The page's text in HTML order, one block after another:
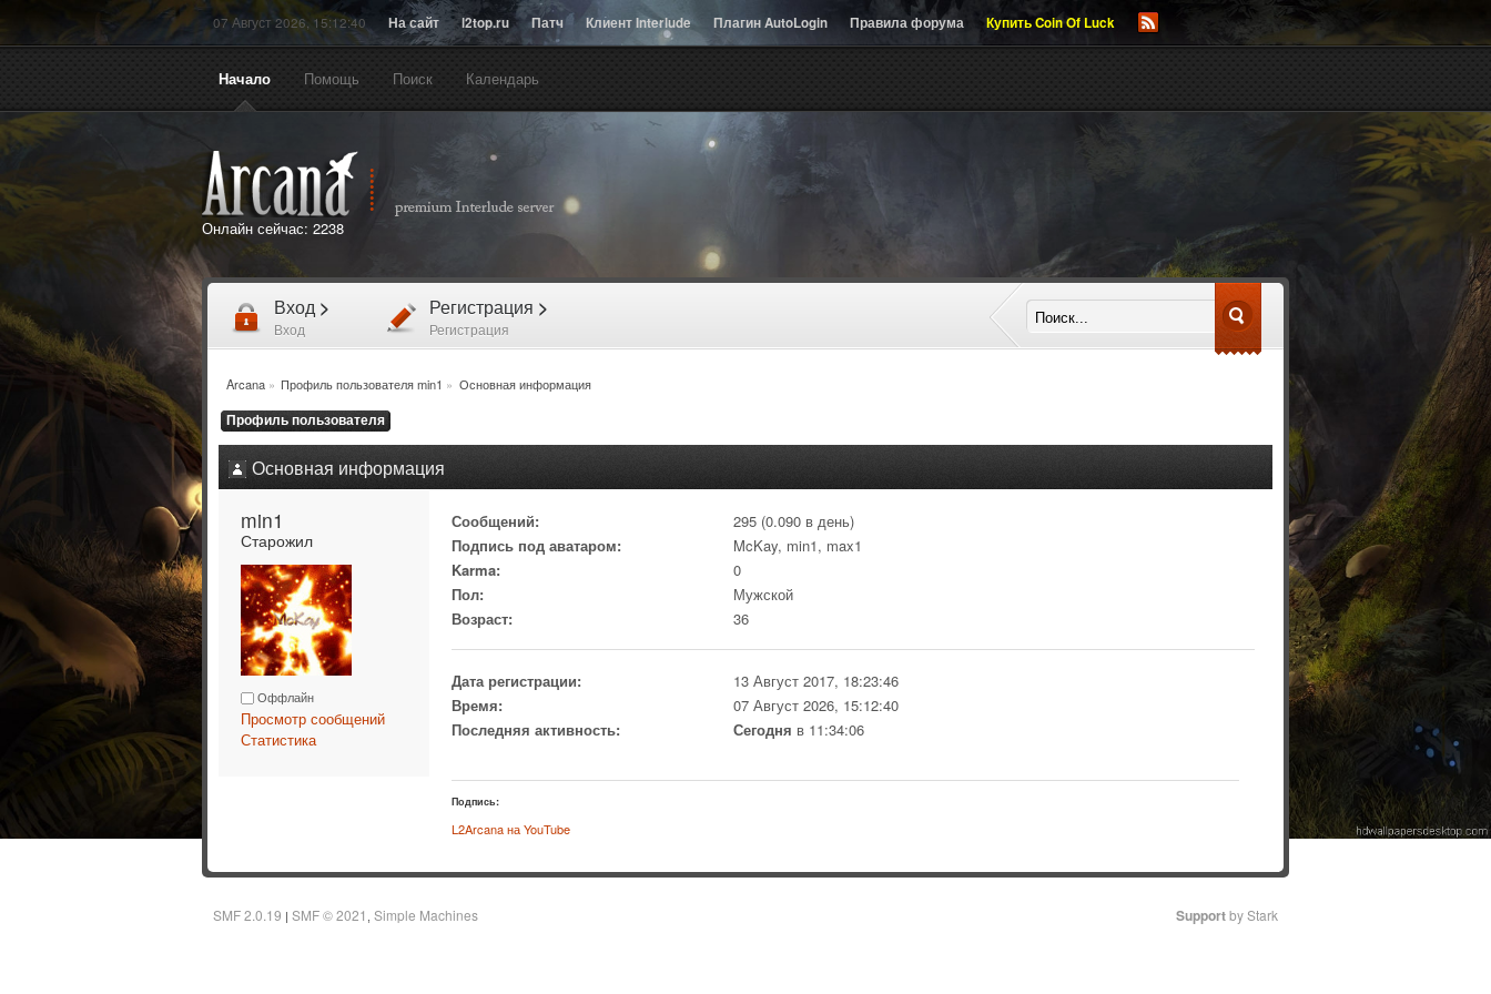
07 Август 2026, 15:12:40 На сайт l2top.ru Патч Клиент Interlude Плагин AutoLogin Правила форума Купить Coin Of Luck
Начало Помощь Поиск Календарь
Онлайн сейчас: 2238
Вход >
Вход
Регистрация >
Регистрация
Arcana» Профиль пользователя min1 » Основная информация
Профиль пользователя
Основная информация
min1
Старожил
Оффлайн
Просмотр сообщений
Статистика
Сообщений:
295 (0.090 в день)
Подпись под аватаром:
McKay, min1, max1
Karma:
0
Пол:
Мужской
Возраст:
36
Дата регистрации:
13 Август 2017, 18:23:46
Время:
07 Август 2026, 15:12:40
Последняя активность:
Сегодня в 11:34:06
Подпись:
L2Arcana на YouTube
SMF 2.0.19 SMF © 2021 Simple Machines Supportby Stark